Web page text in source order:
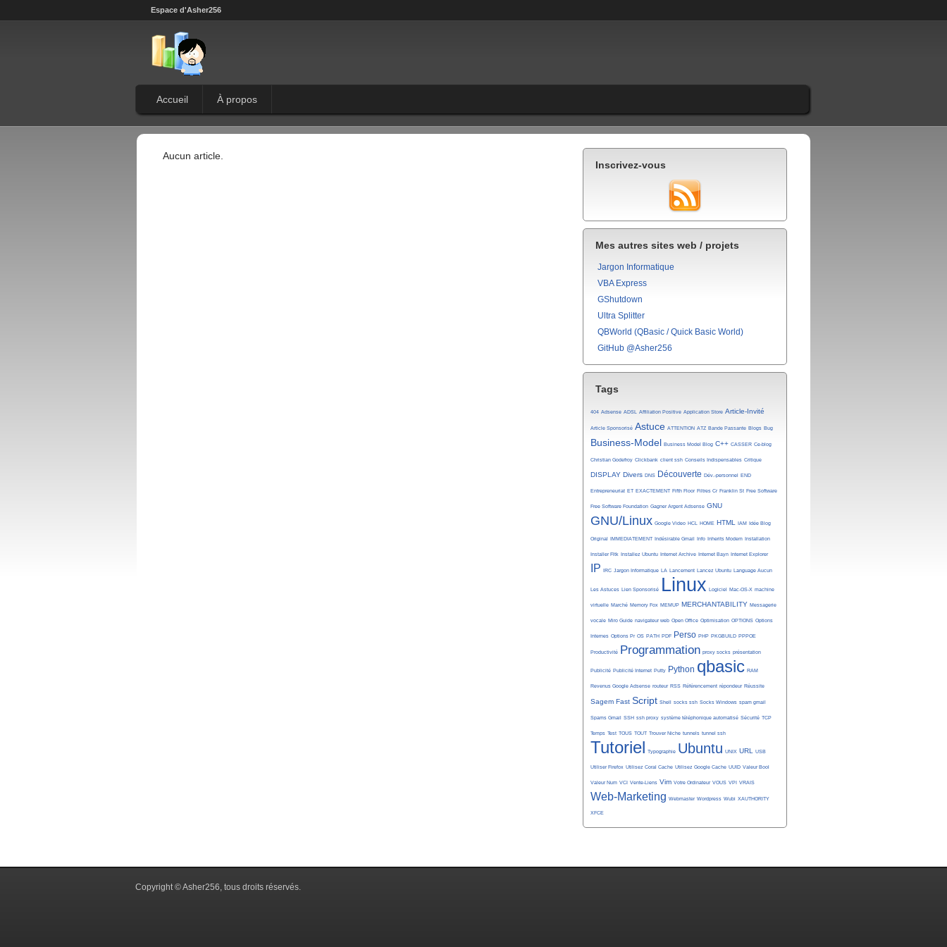
Espace d'Asher256
Accueil À propos
Aucun article.
Inscrivez-vous
Mes autres sites web / projets
Jargon Informatique
VBA Express
GShutdown
Ultra Splitter
QBWorld (QBasic / Quick Basic World)
GitHub @Asher256
Tags
404 Adsense ADSL Affiliation Positive Application Store Article-Invité
Article Sponsorisé Astuce ATTENTION ATZ Bande Passante Blogs Bug
Business-Model Business Model Blog C++ CASSER Ce-blog
Christian Godefroy Clickbank client ssh Conseils Indispensables Critique
DISPLAY Divers DNS Découverte Dév.-personnel END
Entrepreneuriat ET EXACTEMENT Fifth Floor Filtres Cr Franklin St Free Software
Free Software Foundation Gagner Argent Adsense GNU
GNU/Linux Google Video HCL HOME HTML IAM Idée Blog
Original IMMEDIATEMENT Indésirable Gmail Info Inherits Modem Installation
Installer Fltk Installez Ubuntu Internet Archive Internet Bayn Internet Explorer
IP IRC Jargon Informatique LA Lancement Lancez Ubuntu Language Aucun
Les Astuces Lien Sponsorisé Linux Logiciel Mac-OS-X machine
virtuelle Marché Memory Fox MEMUP MERCHANTABILITY Messagerie
vocale Miro Guide navigateur web Open Office Optimisation OPTIONS Options
Internes Options Pr OS PATH PDF Perso PHP PKGBUILD PPPOE
Productivité Programmation proxy socks présentation
Publicité Publicité Internet Putty Python qbasic RAM
Revenus Google Adsense routeur RSS Référencement répondeur Réussite
Sagem Fast Script Shell socks ssh Socks Windows spam gmail
Spams Gmail SSH ssh proxy système téléphonique automatisé Sécurité TCP
Temps Test TOUS TOUT Trouver Niche tunnels tunnel ssh
Tutoriel Typographie Ubuntu UNIX URL USB
Utiliser Firefox Utilisez Coral Cache Utilisez Google Cache UUID Valeur Bool
Valeur Num VCI Vente-Liens Vim Votre Ordinateur VOUS VPI VRAIS
Web-Marketing Webmaster Wordpress Wubi XAUTHORITY
XFCE
Copyright © Asher256, tous droits réservés.